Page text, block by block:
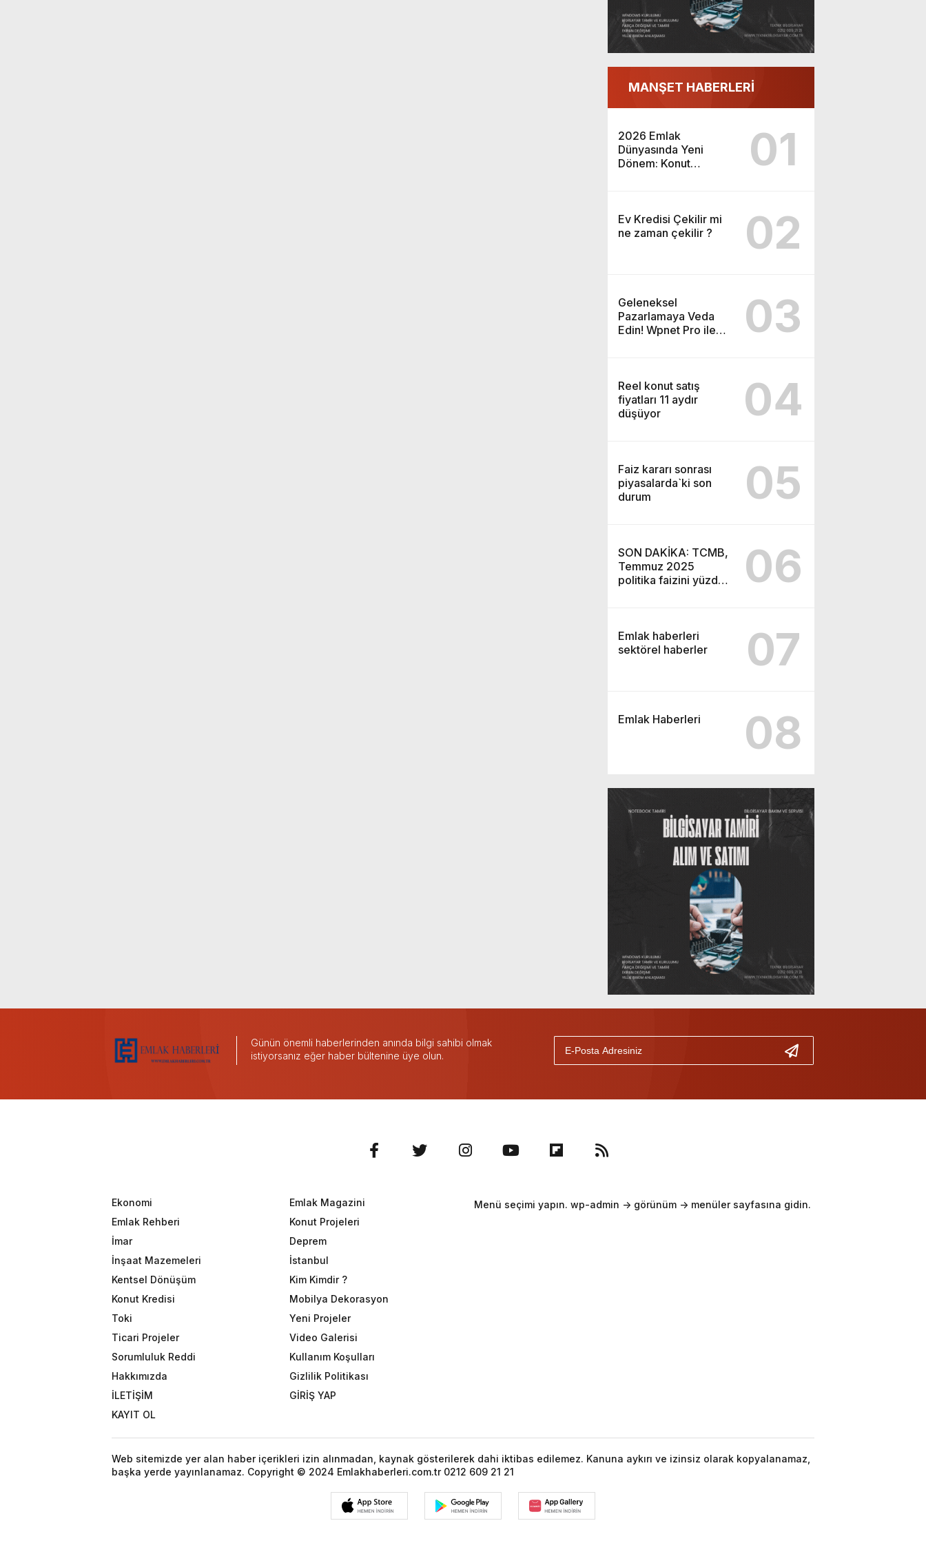
MANŞET HABERLERİ
2026 Emlak
Dünyasında Yeni
Dönem: Konut
01
Ev Kredisi Çekilir mi
ne zaman çekilir ?
02
Geleneksel
Pazarlamaya Veda
Edin! Wpnet Pro ile
03
Reel konut satış
fiyatları 11 aydır
düşüyor
04
Faiz kararı sonrası
piyasalarda`ki son
durum
05
SON DAKİKA: TCMB,
Temmuz 2025
politika faizini yüzde
06
Emlak haberleri
sektörel haberler
07
Emlak Haberleri 08
Günün önemli haberlerinden anında bilgi sahibi olmak
istiyorsanız eğer haber bültenine üye olun.
Ekonomi
Emlak Magazini
Emlak Rehberi
Konut Projeleri
İmar
Deprem
İnşaat Mazemeleri
İstanbul
Kentsel Dönüşüm
Kim Kimdir ?
Konut Kredisi
Mobilya Dekorasyon
Toki
Yeni Projeler
Ticari Projeler
Video Galerisi
Sorumluluk Reddi
Kullanım Koşulları
Hakkımızda
Gizlilik Politikası
İLETİŞİM
GİRİŞ YAP
KAYIT OL
Menü seçimi yapın. wp-admin -> görünüm -> menüler sayfasına gidin.
Web sitemizde yer alan haber içerikleri izin alınmadan, kaynak gösterilerek dahi iktibas edilemez. Kanuna aykırı ve izinsiz olarak kopyalanamaz,
başka yerde yayınlanamaz. Copyright © 2024 Emlakhaberleri.com.tr 0212 609 21 21